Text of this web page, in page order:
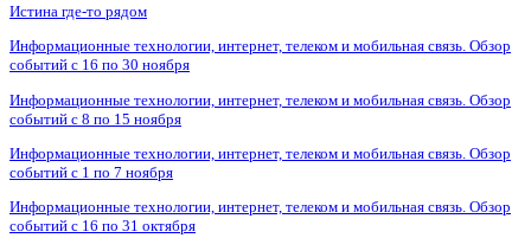
Истина где-то рядом
Информационные технологии, интернет, телеком и мобильная связь. Обзор
событий с 16 по 30 ноября
Информационные технологии, интернет, телеком и мобильная связь. Обзор
событий с 8 по 15 ноября
Информационные технологии, интернет, телеком и мобильная связь. Обзор
событий с 1 по 7 ноября
Информационные технологии, интернет, телеком и мобильная связь. Обзор
событий с 16 по 31 октября